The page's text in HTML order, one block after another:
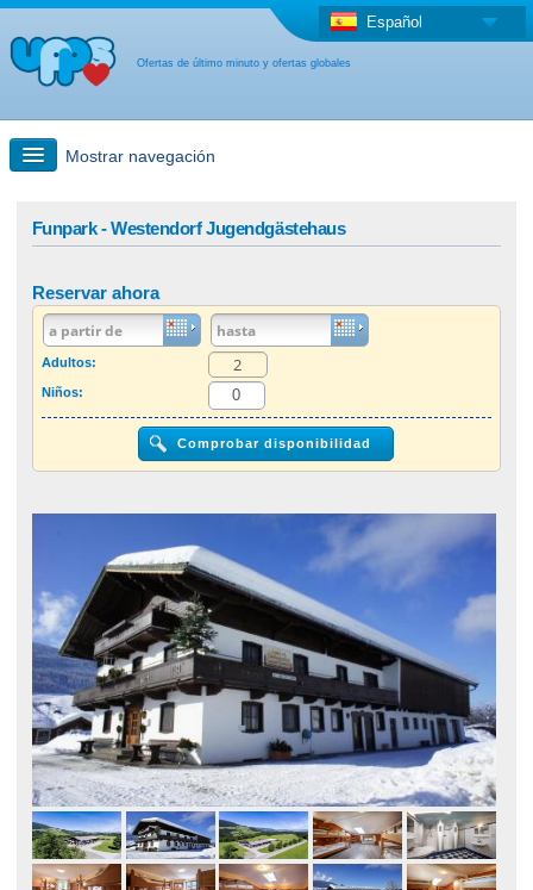
Ofertas de último minuto y ofertas globales
Español
Mostrar navegación
Oferta de última hora + Oferta global
otro país
Funpark - Westendorf Jugendgästehaus
Reservar ahora
Adultos:
Niños: